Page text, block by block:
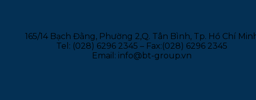
165/14 Bạch Đằng, Phường 2,Q. Tân Bình, Tp. Hồ Chí
Tel: (028) 6296 2345 – Fax:(028) 6296 2345
Email: info@bt-group.vn